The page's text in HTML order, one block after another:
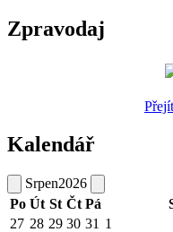
Zpravodaj
Kalendář
Srpen2026
Po Út St Čt Pá
27 28 29 30 31 1